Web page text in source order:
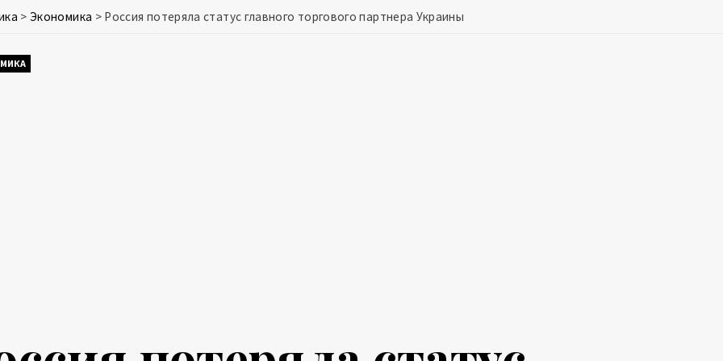
> Экономика > Россия потеряла статус главного торгового партнера Украины